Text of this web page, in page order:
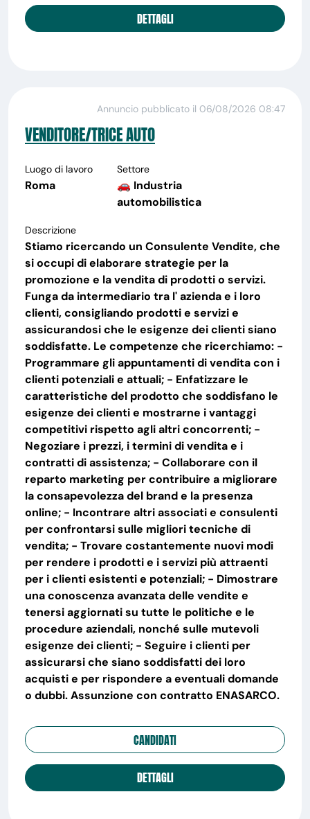
DETTAGLI
Annuncio pubblicato il 06/08/2026 08:47
VENDITORE/TRICE AUTO
Luogo di lavoro
Roma
Settore
🚗 Industria
automobilistica
Descrizione
Stiamo ricercando un Consulente Vendite, che
si occupi di elaborare strategie per la
promozione e la vendita di prodotti o servizi.
Funga da intermediario tra l' azienda e i loro
clienti, consigliando prodotti e servizi e
assicurandosi che le esigenze dei clienti siano
soddisfatte. Le competenze che ricerchiamo: -
Programmare gli appuntamenti di vendita con i
clienti potenziali e attuali; - Enfatizzare le
caratteristiche del prodotto che soddisfano le
esigenze dei clienti e mostrarne i vantaggi
competitivi rispetto agli altri concorrenti; -
Negoziare i prezzi, i termini di vendita e i
contratti di assistenza; - Collaborare con il
reparto marketing per contribuire a migliorare
la consapevolezza del brand e la presenza
online; - Incontrare altri associati e consulenti
per confrontarsi sulle migliori tecniche di
vendita; - Trovare costantemente nuovi modi
per rendere i prodotti e i servizi più attraenti
per i clienti esistenti e potenziali; - Dimostrare
una conoscenza avanzata delle vendite e
tenersi aggiornati su tutte le politiche e le
procedure aziendali, nonché sulle mutevoli
esigenze dei clienti; - Seguire i clienti per
assicurarsi che siano soddisfatti dei loro
acquisti e per rispondere a eventuali domande
o dubbi. Assunzione con contratto ENASARCO.
CANDIDATI
DETTAGLI